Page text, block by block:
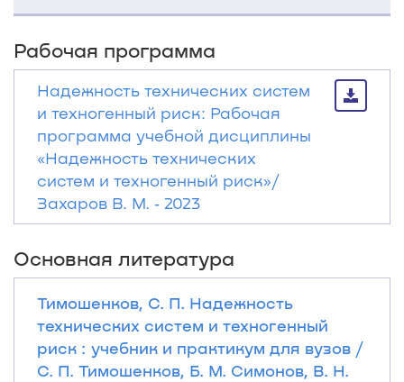
Рабочая программа
Надежность технических систем
и техногенный риск: Рабочая
программа учебной дисциплины
«Надежность технических
систем и техногенный риск»/
Захаров В. М. ‐ 2023
Основная литература
Тимошенков, С. П. Надежность
технических систем и техногенный
риск : учебник и практикум для вузов /
С. П. Тимошенков, Б. М. Симонов, В. Н.